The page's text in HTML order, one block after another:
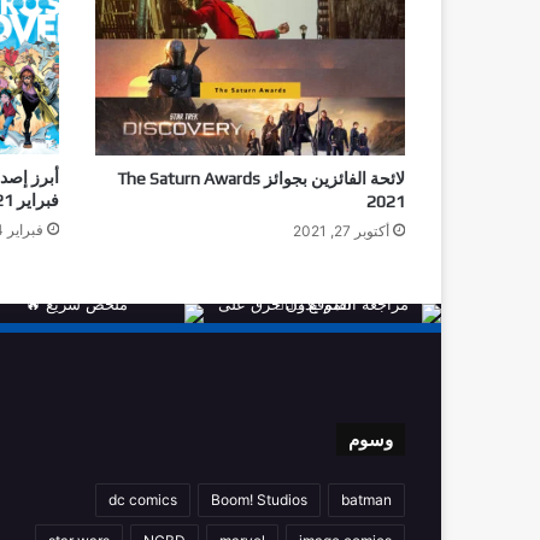
لائحة الفائزين بجوائز The Saturn Awards
2021
أكتوبر 27, 2021
فبراير 2021
فبراير 24, 2021
وسوم
batman
Boom! Studios
dc comics